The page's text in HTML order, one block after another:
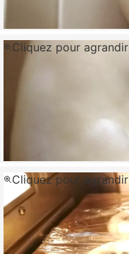
Cliquez pour agrandir
Cliquez pour agrandir